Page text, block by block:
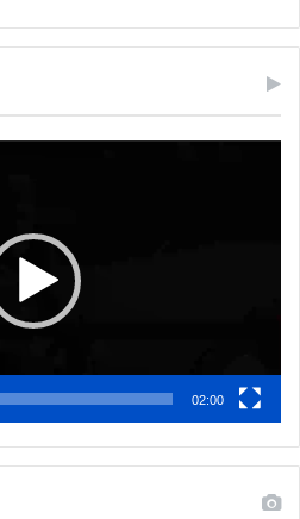
02:00